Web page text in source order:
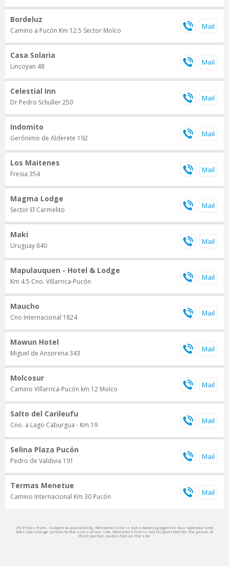
Bordeluz
Camino a Pucón Km 12.5 Sector Molco
Casa Solaria
Lincoyan 48
Celestial Inn
Dr Pedro Schuller 250
Indomito
Gerónimo de Alderete 192
Los Maitenes
Fresia 354
Magma Lodge
Sector El Carmelito
Maki
Uruguay 640
Mapulauquen - Hotel & Lodge
Km 4.5 Cno. Villarrica-Pucón
Maucho
Cno Internacional 1824
Mawun Hotel
Miguel de Ansorena 343
Molcosur
Camino Villarrica-Pucón km 12 Molco
Salto del Carileufu
Cno. a Lago Caburgua - Km.19
Selina Plaza Pucón
Pedro de Valdivia 191
Termas Menetue
Camino Internacional Km 30 Pucón
(*): Prices from. Subject to availability. Welcome Chile is not a booking agent or tour operator and
does not charge service to the users of our site. Welcome Chile is not responsible for the prices of
third parties published on the site.